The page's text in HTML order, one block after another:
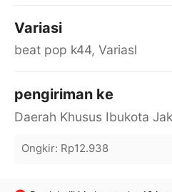
Variasi
beat pop k44, Variasl
pengiriman ke
Ongkir: Rp12.938